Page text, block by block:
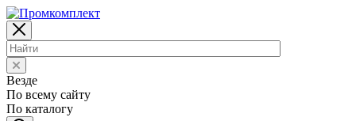
Везде
По всему сайту
По каталогу